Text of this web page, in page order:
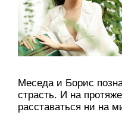
Меседа и Борис
страсть. И на
расставаться ни на